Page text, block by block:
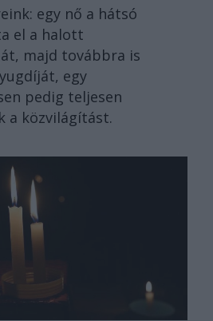
egy nő a hátsó
el a halott
majd továbbra is
egy
pedig teljesen
a közvilágítást.